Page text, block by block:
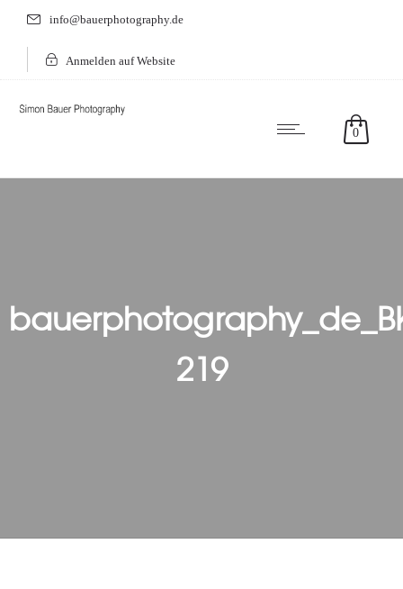
info@bauerphotography.de
Anmelden auf Website
0
219